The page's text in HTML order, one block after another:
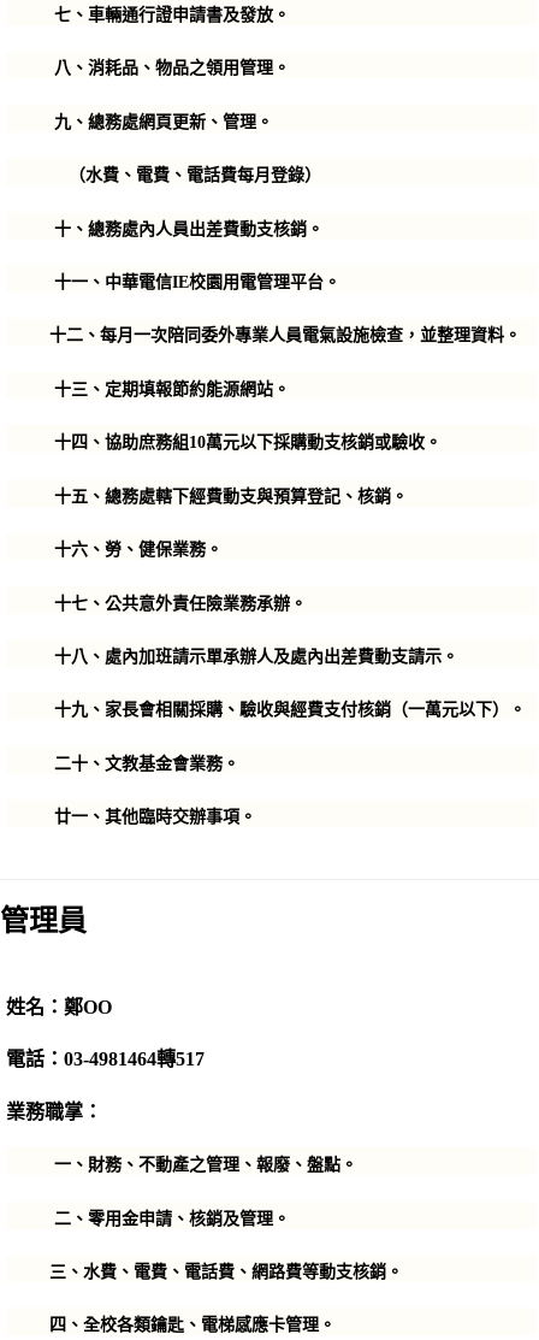
七 、車輛通行證申請書及發放。
八 、消耗品、物品之領用管理。
九 、總務處網頁更新、管理。
（水費、電費、電話費每月登錄）
十 、總務處內人員出差費動支核銷。
十一 、中華電信IE校園用電管理平台。
十二 、每月一次陪同委外專業人員電氣設施檢查，並整理資料。
十三、定期填報節約能源網站。
十四 、協助庶務組10萬元以下採購動支核銷或驗收。
十五 、總務處轄下經費動支與預算登記、核銷。
十六、勞、健保業務。
十七、公共意外責任險業務承辦。
十八、處內加班請示單承辦人及處內出差費動支請示。
十九、家長會相關採購、驗收與經費支付核銷（一萬元以下）。
二十、文教基金會業務。
廿一、其他臨時交辦事項。
管理員
姓名：鄭OO
電話：03-4981464轉517
業務職掌：
一、財務、不動產之管理、報廢、盤點。
二 、零用金申請、核銷及管理。
三、水費、電費、電話費、網路費等動支核銷。
四、全校各類鑰匙、電梯感應卡管理。